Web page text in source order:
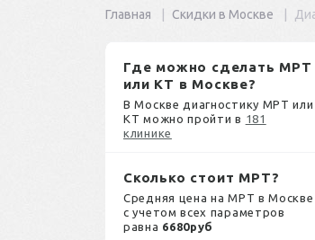
Главная Скидки в Москве
Где можно сделать МРТ
или КТ в Москве?
В Москве диагностику МРТ или
КТ можно пройти в 181
клинике
Сколько стоит МРТ?
Средняя цена на МРТ в Москве
с учетом всех параметров
равна 6680руб